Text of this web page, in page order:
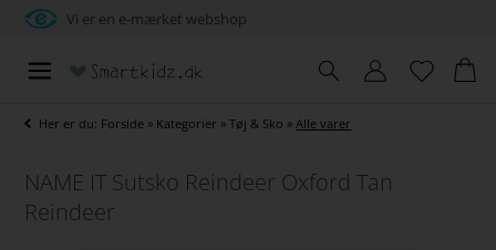
Vi er en e-mærket webshop
Her er du: Forside » Kategorier »Tøj & Sko »Alle varer
NAME IT Sutsko Reindeer Oxford Tan
Reindeer